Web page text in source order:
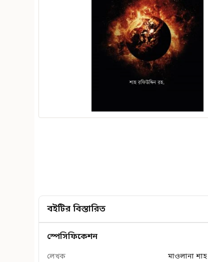
বইটির বিস্তারিত
স্পেসিফিকেশন
লেখক মাওলানা